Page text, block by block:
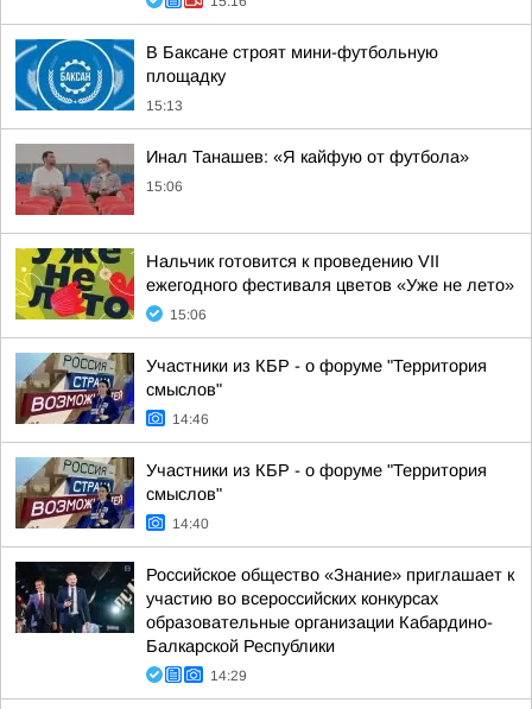
В Баксане строят мини-футбольную
площадку
15:13
Инал Танашев: «Я кайфую от футбола»
15:06
Нальчик готовится к проведению VII
ежегодного фестиваля цветов «Уже не лето»
15:06
Участники из КБР - о форуме "Территория
смыслов"
14:46
Участники из КБР - о форуме "Территория
смыслов"
14:40
Российское общество «Знание» приглашает к
участию во всероссийских конкурсах
образовательные организации Кабардино-
Балкарской Республики
14:29